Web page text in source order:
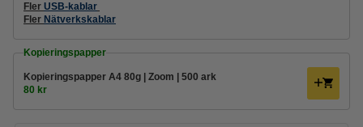
Fler USB-kablar
Fler Nätverkskablar
Kopieringspapper
Kopieringspapper A4 80g | Zoom | 500 ark
80 kr